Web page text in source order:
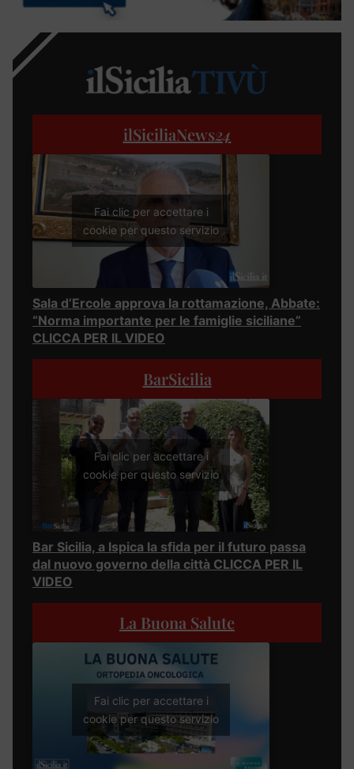
ilSiciliaNews24
Fai clic per accettare i
cookie per questo servizio
Sala d’Ercole approva la rottamazione, Abbate:
“Norma importante per le famiglie siciliane”
CLICCA PER IL VIDEO
BarSicilia
Fai clic per accettare i
cookie per questo servizio
Bar Sicilia, a Ispica la sfida per il futuro passa
dal nuovo governo della città CLICCA PER IL
VIDEO
La Buona Salute
Fai clic per accettare i
cookie per questo servizio